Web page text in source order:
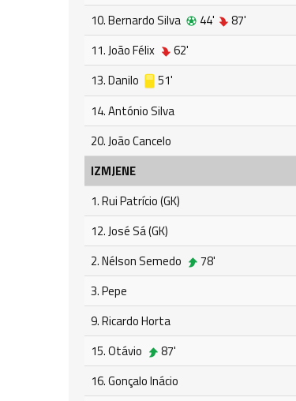
10. Bernardo Silva
44' 87'
11. João Félix
62'
13. Danilo
51'
14. António Silva
20. João Cancelo
IZMJENE
1. Rui Patrício (GK)
12. José Sá (GK)
2. Nélson Semedo
78'
3. Pepe
9. Ricardo Horta
15. Otávio
87'
16. Gonçalo Inácio